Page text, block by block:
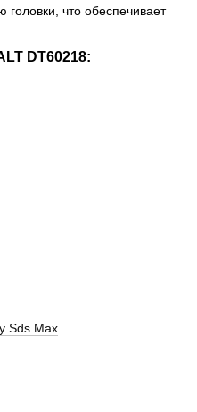
головки, что обеспечивает
DT60218:
Sds Max